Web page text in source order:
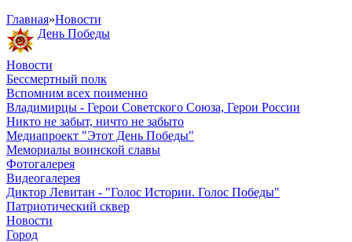
Главная»Новости
День Победы
Новости
Бессмертный полк
Вспомним всех поименно
Владимирцы - Герои Советского Союза, Герои России
Никто не забыт, ничто не забыто
Медиапроект "Этот День Победы"
Мемориалы воинской славы
Фотогалерея
Видеогалерея
Диктор Левитан - "Голос Истории. Голос Победы"
Патриотический сквер
Новости
Город